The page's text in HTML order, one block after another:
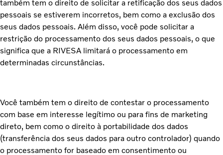
também tem o direito de solicitar a retificação dos seus dados
pessoais se estiverem incorretos, bem como a exclusão dos
seus dados pessoais. Além disso, você pode solicitar a
restrição do processamento dos seus dados pessoais, o que
significa que a RIVESA limitará o processamento em
determinadas circunstâncias.
Você também tem o direito de contestar o processamento
com base em interesse legítimo ou para fins de marketing
direto, bem como o direito à portabilidade dos dados
(transferência dos seus dados para outro controlador) quando
o processamento for baseado em consentimento ou